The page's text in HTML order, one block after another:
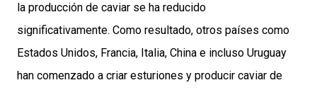
la producción de caviar se ha reducido
significativamente. Como resultado, otros países como
Estados Unidos, Francia, Italia, China e incluso Uruguay
han comenzado a criar esturiones y producir caviar de